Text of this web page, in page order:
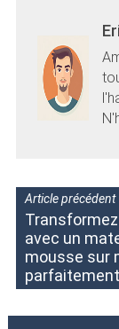
Article précédent
avec un
mousse sur